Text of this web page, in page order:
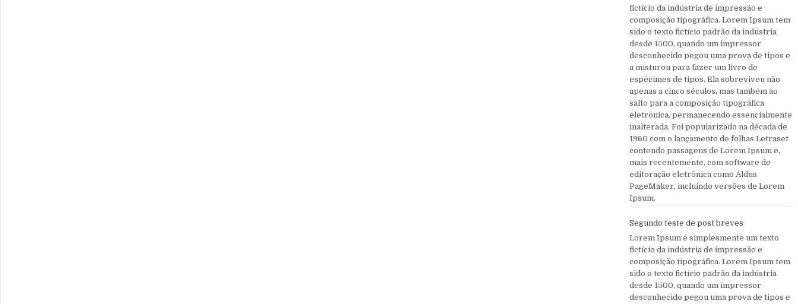
fictício da indústria de impressão e
composição tipográfica. Lorem Ipsum tem
sido o texto fictício padrão da indústria
desde 1500, quando um impressor
desconhecido pegou uma prova de tipos e
a misturou para fazer um livro de
espécimes de tipos. Ela sobreviveu não
apenas a cinco séculos, mas também ao
salto para a composição tipográfica
eletrônica, permanecendo essencialmente
inalterada. Foi popularizado na década de
1960 com o lançamento de folhas Letraset
contendo passagens de Lorem Ipsum e,
mais recentemente, com software de
editoração eletrônica como Aldus
PageMaker, incluindo versões de Lorem
Ipsum.
Segundo teste de post breves
Lorem Ipsum é simplesmente um texto
fictício da indústria de impressão e
composição tipográfica. Lorem Ipsum tem
sido o texto fictício padrão da indústria
desde 1500, quando um impressor
desconhecido pegou uma prova de tipos e